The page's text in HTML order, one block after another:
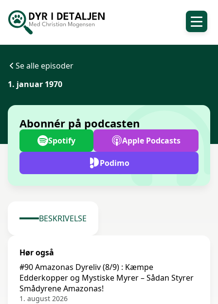
Se alle episoder
1. januar 1970
Abonnér på podcasten
Spotify Apple Podcasts
Podimo
BESKRIVELSE
Hør også
#90 Amazonas Dyreliv (8/9) : Kæmpe
Edderkopper og Mystiske Myrer – Sådan Styrer
Smådyrene Amazonas!
1. august 2026